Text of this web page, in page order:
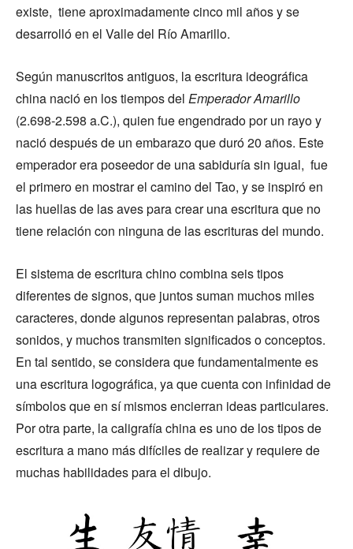
existe, tiene aproximadamente cinco mil años y se
desarrolló en el Valle del Río Amarillo.
Según manuscritos antiguos, la escritura ideográfica
china nació en los tiempos del Emperador Amarillo
(2.698-2.598 a.C.), quien fue engendrado por un rayo y
nació después de un embarazo que duró 20 años. Este
emperador era poseedor de una sabiduría sin igual, fue
el primero en mostrar el camino del Tao, y se inspiró en
las huellas de las aves para crear una escritura que no
tiene relación con ninguna de las escrituras del mundo.
El sistema de escritura chino combina seis tipos
diferentes de signos, que juntos suman muchos miles
caracteres, donde algunos representan palabras, otros
sonidos, y muchos transmiten significados o conceptos.
En tal sentido, se considera que fundamentalmente es
una escritura logográfica, ya que cuenta con infinidad de
símbolos que en sí mismos encierran ideas particulares.
Por otra parte, la caligrafía china es uno de los tipos de
escritura a mano más difíciles de realizar y requiere de
muchas habilidades para el dibujo.